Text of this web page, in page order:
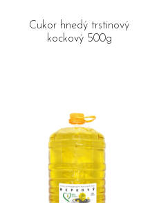
Cukor hnedý trstinový
kockový 500g